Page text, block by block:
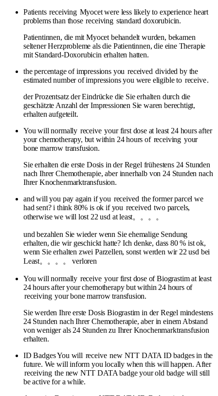
Patients receiving Myocet were less likely to experience heart
problems than those receiving standard doxorubicin.
Patientinnen, die mit Myocet behandelt wurden, bekamen
seltener Herzprobleme als die Patientinnen, die eine Therapie
mit Standard-Doxorubicin erhalten hatten.
the percentage of impressions you received divided by the
estimated number of impressions you were eligible to receive.
der Prozentsatz der Eindrücke die Sie erhalten durch die
geschätzte Anzahl der Impressionen Sie waren berechtigt,
erhalten aufgeteilt.
You will normally receive your first dose at least 24 hours after
your chemotherapy, but within 24 hours of receiving your
bone marrow transfusion.
Sie erhalten die erste Dosis in der Regel frühestens 24 Stunden
nach Ihrer Chemotherapie, aber innerhalb von 24 Stunden nach
Ihrer Knochenmarktransfusion.
and will you pay again if you received the former parcel we
had sent? i think 80% is ok if you received two parcels,
otherwise we will lost 22 usd at least。。。。
und bezahlen Sie wieder wenn Sie ehemalige Sendung
erhalten, die wir geschickt hatte? Ich denke, dass 80 % ist ok,
wenn Sie erhalten zwei Parzellen, sonst werden wir 22 usd bei
Least。。。。 verloren
You will normally receive your first dose of Biograstim at least
24 hours after your chemotherapy but within 24 hours of
receiving your bone marrow transfusion.
Sie werden Ihre erste Dosis Biograstim in der Regel mindestens
24 Stunden nach Ihrer Chemotherapie, aber in einem Abstand
von weniger als 24 Stunden zu Ihrer Knochenmarktransfusion
erhalten.
ID Badges You will receive new NTT DATA ID badges in the
future. We will inform you locally when this will happen. After
receiving the new NTT DATA badge your old badge will still
be active for a while.